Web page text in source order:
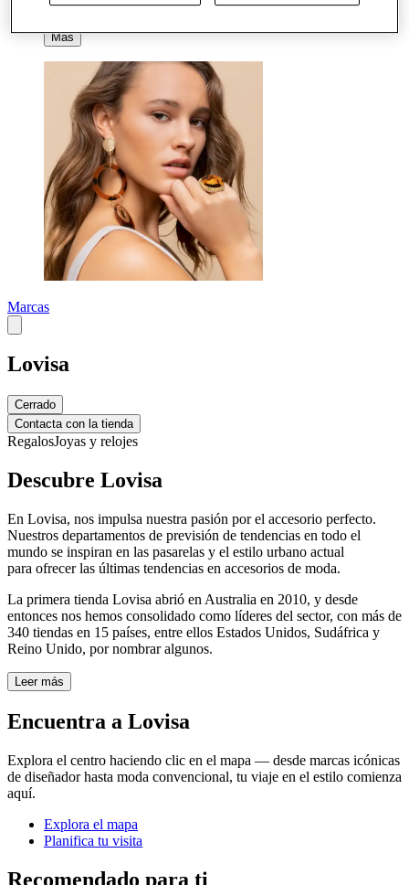
Más
Marcas
Lovisa
Cerrado
Contacta con la tienda
RegalosJoyas y relojes
Descubre Lovisa
En Lovisa, nos impulsa nuestra pasión por el accesorio perfecto.
Nuestros departamentos de previsión de tendencias en todo el
mundo se inspiran en las pasarelas y el estilo urbano actual
para ofrecer las últimas tendencias en accesorios de moda.
La primera tienda Lovisa abrió en Australia en 2010, y desde
entonces nos hemos consolidado como líderes del sector, con más de
340 tiendas en 15 países, entre ellos Estados Unidos, Sudáfrica y
Reino Unido, por nombrar algunos.
Leer más
Encuentra a Lovisa
Explora el centro haciendo clic en el mapa — desde marcas icónicas
de diseñador hasta moda convencional, tu viaje en el estilo comienza
aquí.
Explora el mapa
Planifica tu visita
Recomendado para ti